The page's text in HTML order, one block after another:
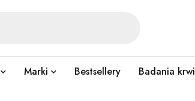
Marki Bestsellery
Badania krwi